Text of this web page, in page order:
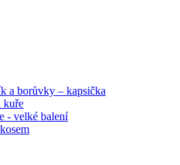
a borůvky – kapsička
kuře
- velké balení